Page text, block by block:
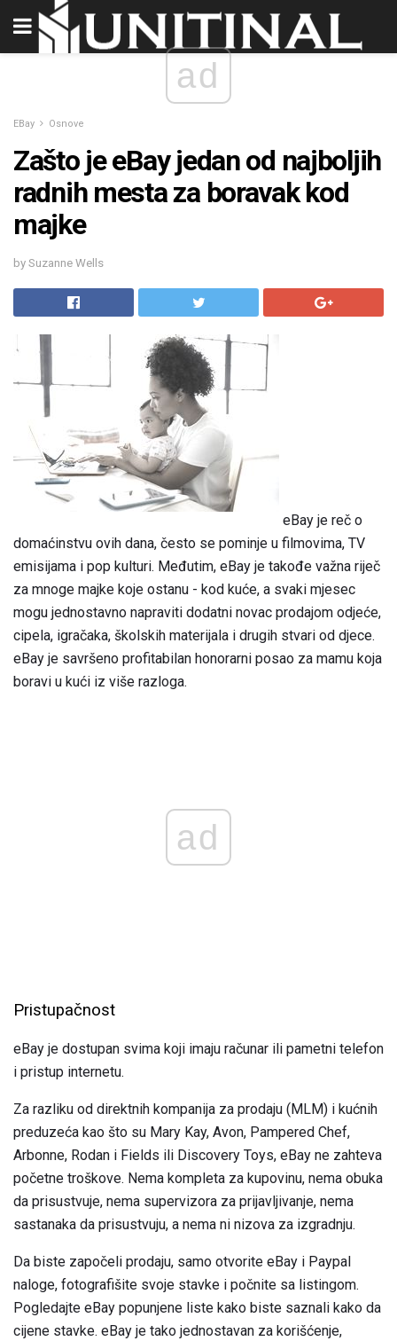
ad
EBay Osnove
Zašto je eBay jedan od najboljih
radnih mesta za boravak kod
majke
by Suzanne Wells
eBay je reč o
domaćinstvu ovih dana, često se pominje u filmovima, TV
emisijama i pop kulturi. Međutim, eBay je takođe važna riječ
za mnoge majke koje ostanu - kod kuće, a svaki mjesec
mogu jednostavno napraviti dodatni novac prodajom odjeće,
cipela, igračaka, školskih materijala i drugih stvari od djece.
eBay je savršeno profitabilan honorarni posao za mamu koja
boravi u kući iz više razloga.
ad
Pristupačnost
eBay je dostupan svima koji imaju računar ili pametni telefon
i pristup internetu.
Za razliku od direktnih kompanija za prodaju (MLM) i kućnih
preduzeća kao što su Mary Kay, Avon, Pampered Chef,
Arbonne, Rodan i Fields ili Discovery Toys, eBay ne zahteva
početne troškove. Nema kompleta za kupovinu, nema obuka
da prisustvuje, nema supervizora za prijavljivanje, nema
sastanaka da prisustvuju, a nema ni nizova za izgradnju.
Da biste započeli prodaju, samo otvorite eBay i Paypal
naloge, fotografišite svoje stavke i počnite sa listingom.
Pogledajte eBay popunjene liste kako biste saznali kako da
cijene stavke. eBay je tako jednostavan za korišćenje,